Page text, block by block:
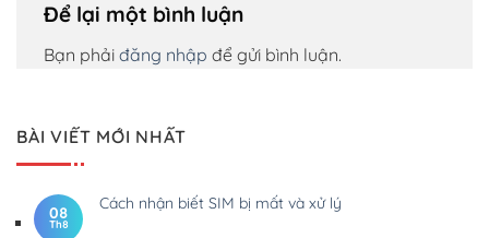
Để lại một bình luận
Bạn phải đăng nhập để gửi bình luận.
BÀI VIẾT MỚI NHẤT
08
Th8
Cách nhận biết SIM bị mất và xử lý